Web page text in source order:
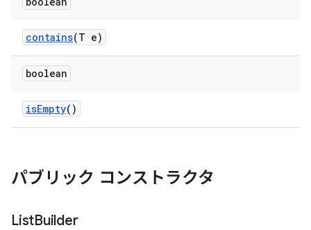
contains(T e)
boolean
isEmpty()
パブリック コンストラクタ
ListBuilder